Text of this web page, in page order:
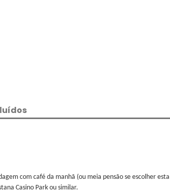
com café da manhã (ou meia pensão se escolher esta
Casino Park ou similar.